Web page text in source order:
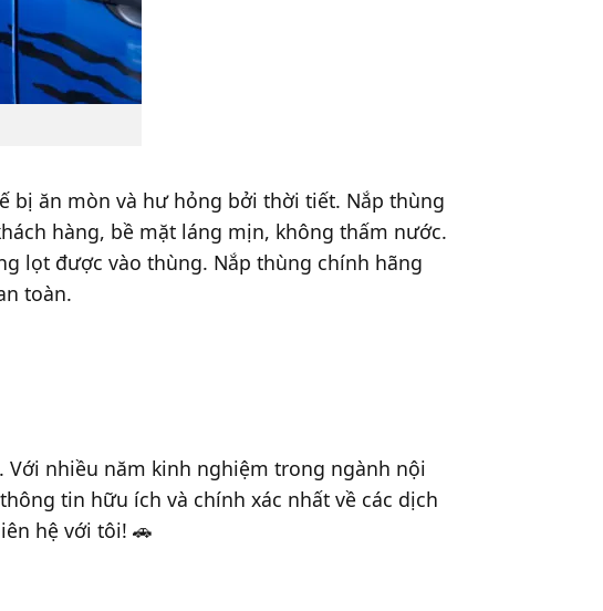
bị ăn mòn và hư hỏng bởi thời tiết. Nắp thùng
hàng, bề mặt láng mịn, không thấm nước.
lọt được vào thùng. Nắp thùng chính hãng
toàn.
nhiều năm kinh nghiệm trong ngành nội
tin hữu ích và chính xác nhất về các dịch
hệ với tôi! 🚗